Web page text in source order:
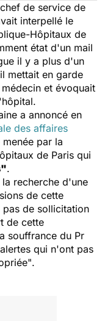
de service de
interpellé le
Hôpitaux de
état d'un mail
il y a plus d'un
mettait en garde
et évoquait
a annoncé en
des affaires
par la
de Paris qui
.
recherche d'une
de cette
pas de sollicitation
de cette
souffrance du Pr
qui n'ont pas
.